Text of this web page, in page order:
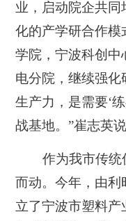
业，启动院企共
化的产学研合作模
学院，宁波科创
电分院，继续强化
生产力，是需要‘
战基地。”崔志英说
作为我市传统
而动。今年，由
立了宁波市塑料产